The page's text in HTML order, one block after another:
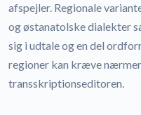
afspejler. Regionale
og østanatolske dialekter
sig i udtale og en del
regioner kan kræve
transskriptionseditoren.